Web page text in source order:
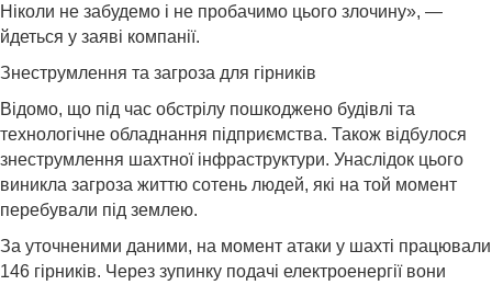
Ніколи не забудемо і не пробачимо цього злочину», —
йдеться у заяві компанії.
Знеструмлення та загроза для гірників
Відомо, що під час обстрілу пошкоджено будівлі та
технологічне обладнання підприємства. Також відбулося
знеструмлення шахтної інфраструктури. Унаслідок цього
виникла загроза життю сотень людей, які на той момент
перебували під землею.
За уточненими даними, на момент атаки у шахті працювали
146 гірників. Через зупинку подачі електроенергії вони